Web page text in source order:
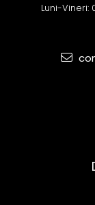
Luni-Vineri: